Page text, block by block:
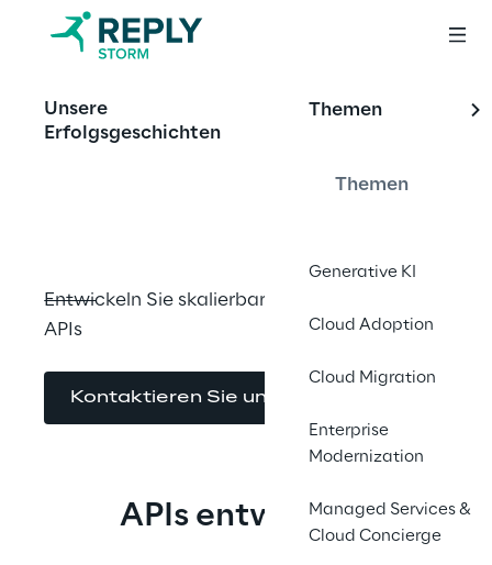
Unsere
Erfolgsgeschichten
Themen
Themen
Generative KI
Cloud Adoption
Cloud Migration
Enterprise
Modernization
Managed Services &
Cloud Concierge
Storm Innovator
Entwickeln Sie skalierbare und sichere Cloud-
APIs
Kontaktieren Sie uns
APIs entwickeln